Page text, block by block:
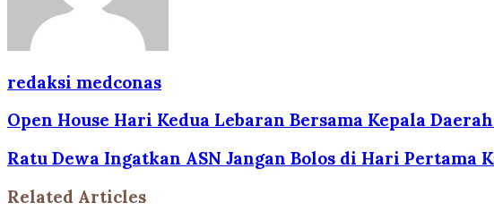
redaksi medconas
Open House Hari Kedua Lebaran Bersama Kepala
Ratu Dewa Ingatkan ASN Jangan Bolos di Hari Pertama
Related Articles